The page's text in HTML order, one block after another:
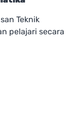
Teknik
pelajari secara